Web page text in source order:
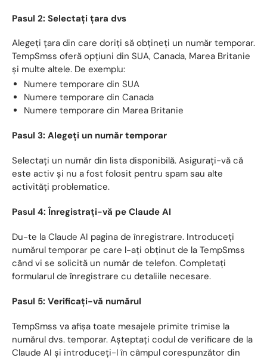
Pasul 2: Selectați țara dvs
Alegeți țara din care doriți să obțineți un număr temporar.
TempSmss oferă opțiuni din SUA, Canada, Marea Britanie
și multe altele. De exemplu:
Numere temporare din SUA
Numere temporare din Canada
Numere temporare din Marea Britanie
Pasul 3: Alegeți un număr temporar
Selectați un număr din lista disponibilă. Asigurați-vă că
este activ și nu a fost folosit pentru spam sau alte
activități problematice.
Pasul 4: Înregistrați-vă pe Claude AI
Du-te la Claude AI pagina de înregistrare. Introduceți
numărul temporar pe care l-ați obținut de la TempSmss
când vi se solicită un număr de telefon. Completați
formularul de înregistrare cu detaliile necesare.
Pasul 5: Verificați-vă numărul
TempSmss va afișa toate mesajele primite trimise la
numărul dvs. temporar. Așteptați codul de verificare de la
Claude AI și introduceți-l în câmpul corespunzător din